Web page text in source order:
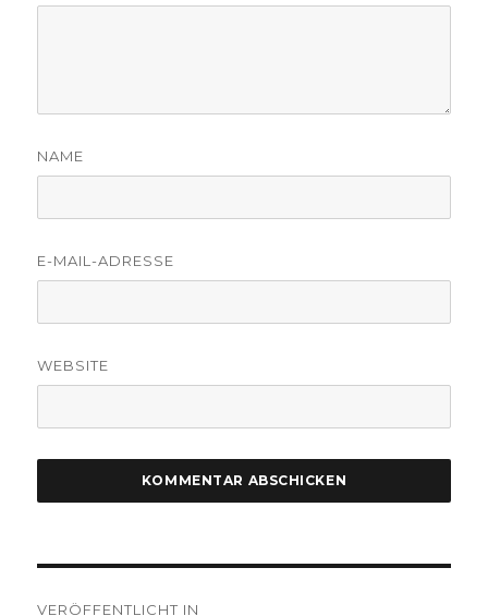
NAME
E-MAIL-ADRESSE
WEBSITE
VERÖFFENTLICHT IN